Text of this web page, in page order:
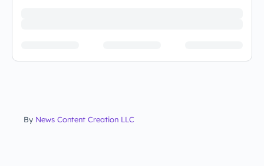
By News Content Creation LLC